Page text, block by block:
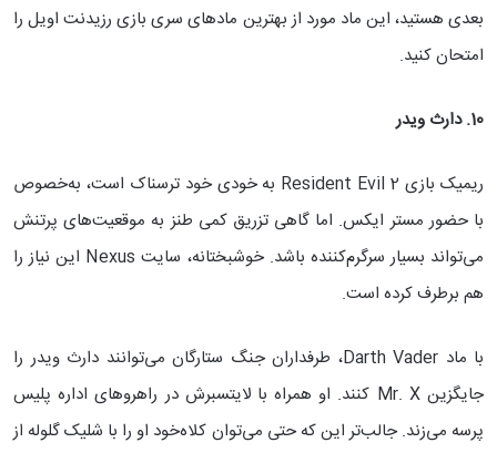
بعدی هستید، این ماد مورد از بهترین مادهای سری بازی رزیدنت اویل را
امتحان کنید.
10. دارث ویدر
ریمیک بازی Resident Evil 2 به خودی خود ترسناک است، به‌خصوص
با حضور مستر ایکس. اما گاهی تزریق کمی طنز به موقعیت‌های پرتنش
می‌تواند بسیار سرگرم‌کننده باشد. خوشبختانه، سایت Nexus این نیاز را
هم برطرف کرده است.
با ماد Darth Vader، طرفداران جنگ ستارگان می‌توانند دارث ویدر را
جایگزین Mr. X کنند. او همراه با لایتسبرش در راهروهای اداره پلیس
پرسه می‌زند. جالب‌تر این که حتی می‌توان کلاه‌خود او را با شلیک گلوله از